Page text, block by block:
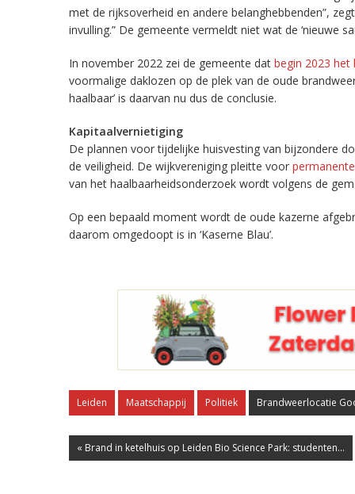
met de rijksoverheid en andere belanghebbenden”,
invulling.” De gemeente vermeldt niet wat de ‘nieuwe
In november 2022 zei de gemeente dat begin 2023 het
voormalige daklozen op de plek van de oude
haalbaar’ is daarvan nu dus de conclusie.
Kapitaalvernietiging
De plannen voor tijdelijke huisvesting van bijzondere
de veiligheid. De wijkvereniging pleitte voor
van het haalbaarheidsonderzoek wordt volgens de
Op een bepaald moment wordt de oude kazerne
daarom omgedoopt is in ‘Kaserne Blau’.
Leiden Maatschappij Politiek Brandweerlocatie
« Brand in ketelhuis op Leiden Bio Science Park: studenten...